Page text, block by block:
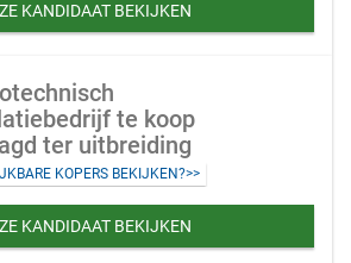
KANDIDAAT BEKIJKEN
te koop
ter uitbreiding
KOPERS BEKIJKEN?>>
KANDIDAAT BEKIJKEN